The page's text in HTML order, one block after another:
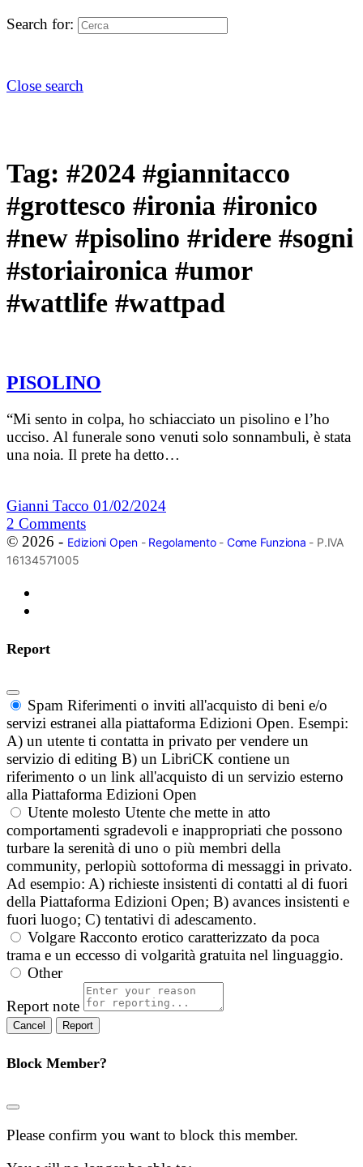
Search for:
Close search
Tag: #2024 #giannitacco
#grottesco #ironia #ironico
#new #pisolino #ridere #sogni
#storiaironica #umor
#wattlife #wattpad
PISOLINO
“Mi sento in colpa, ho schiacciato un pisolino e l’ho
ucciso. Al funerale sono venuti solo sonnambuli, è stata
una noia. Il prete ha detto…
Gianni Tacco 01/02/2024
2 Comments
© 2026 - Edizioni Open- Regolamento- Come Funziona - P.IVA
16134571005
Report
Spam Riferimenti o inviti all'acquisto di beni e/o
servizi estranei alla piattaforma Edizioni Open. Esempi:
A) un utente ti contatta in privato per vendere un
servizio di editing B) un LibriCK contiene un
riferimento o un link all'acquisto di un servizio esterno
alla Piattaforma Edizioni Open
Utente molesto Utente che mette in atto
comportamenti sgradevoli e inappropriati che possono
turbare la serenità di uno o più membri della
community, perlopiù sottoforma di messaggi in privato.
Ad esempio: A) richieste insistenti di contatti al di fuori
della Piattaforma Edizioni Open; B) avances insistenti e
fuori luogo; C) tentativi di adescamento.
Volgare Racconto erotico caratterizzato da poca
trama e un eccesso di volgarità gratuita nel linguaggio.
Other
Report note
Report
Block Member?
Please confirm you want to block this member.